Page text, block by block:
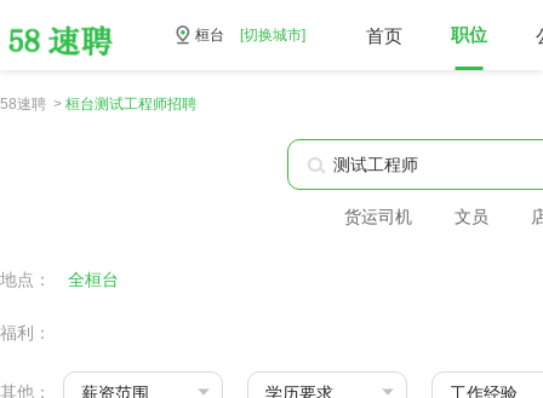
桓台 [切换城市] 首页 职位
58速聘 > 桓台测试工程师招聘
货运司机 文员
地点： 全桓台
福利：
其他： 薪资范围 学历要求 工作经验